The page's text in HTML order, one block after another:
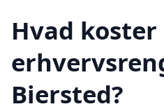
Hvad koster
Biersted?